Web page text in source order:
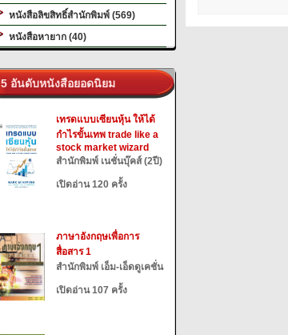
หนังสือลิขสิทธิ์สำนักพิมพ์ (569)
หนังสือหายาก (40)
5 อันดับหนังสือยอดนิยม
เทรดแบบเซียนหุ้น ให้ได้
กำไรขั้นเทพ trade like a
stock market wizard
สำนักพิมพ์ เนชั่นบุ๊คส์ (2ปี)
เปิดอ่าน 120 ครั้ง
ภาษาอังกฤษเพื่อการ
สื่อสาร 1
สำนักพิมพ์ เอ็ม-เอ็ดดูเคชั่น
เปิดอ่าน 107 ครั้ง